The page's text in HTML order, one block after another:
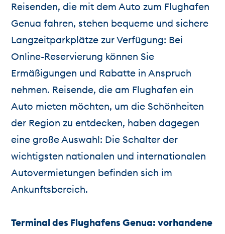
Reisenden, die mit dem Auto zum Flughafen
Genua fahren, stehen bequeme und sichere
Langzeitparkplätze zur Verfügung: Bei
Online-Reservierung können Sie
Ermäßigungen und Rabatte in Anspruch
nehmen. Reisende, die am Flughafen ein
Auto mieten möchten, um die Schönheiten
der Region zu entdecken, haben dagegen
eine große Auswahl: Die Schalter der
wichtigsten nationalen und internationalen
Autovermietungen befinden sich im
Ankunftsbereich.
Terminal des Flughafens Genua: vorhandene